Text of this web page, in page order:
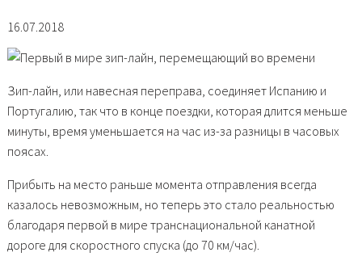
16.07.2018
Зип-лайн, или навесная переправа, соединяет Испанию и
Португалию, так что в конце поездки, которая длится меньше
минуты, время уменьшается на час из-за разницы в часовых
поясах.
Прибыть на место раньше момента отправления всегда
казалось невозможным, но теперь это стало реальностью
благодаря первой в мире транснациональной канатной
дороге для скоростного спуска (до 70 км/час).